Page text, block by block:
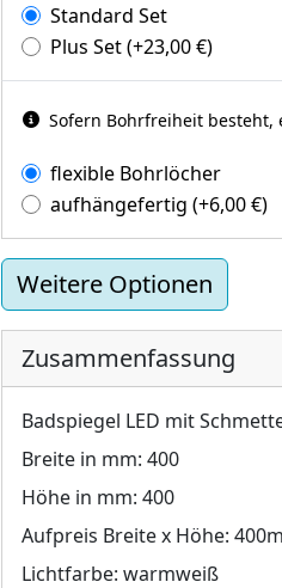
Standard Set
Plus Set(+23,00€)
Sofern Bohrfreiheit
flexible Bohrlöcher
aufhängefertig (+6,00€)
Weitere Optionen
Zusammenfassung
Badspiegel LED mit
Breite in mm: 400
Höhe in mm: 400
Aufpreis Breite x Höhe:
Lichtfarbe: warmweiß